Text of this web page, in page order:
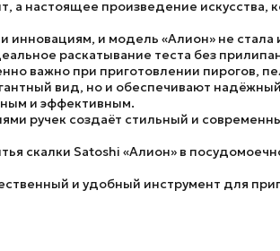
а настоящее произведение
инновациям, и модель «Алион» не стала
раскатывание теста без
важно при приготовлении пирогов,
вид, но и обеспечивают
и эффективным.
ручек создаёт стильный и
скалки Satoshi «Алион» в
и удобный инструмент для